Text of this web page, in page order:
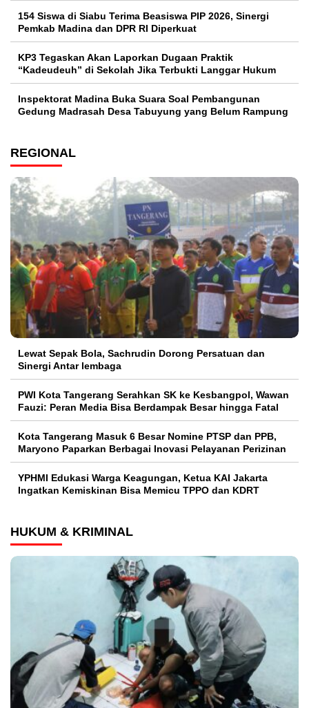
154 Siswa di Siabu Terima Beasiswa PIP 2026, Sinergi
Pemkab Madina dan DPR RI Diperkuat
KP3 Tegaskan Akan Laporkan Dugaan Praktik
“Kadeudeuh” di Sekolah Jika Terbukti Langgar Hukum
Inspektorat Madina Buka Suara Soal Pembangunan
Gedung Madrasah Desa Tabuyung yang Belum Rampung
REGIONAL
Lewat Sepak Bola, Sachrudin Dorong Persatuan dan
Sinergi Antar lembaga
PWI Kota Tangerang Serahkan SK ke Kesbangpol, Wawan
Fauzi: Peran Media Bisa Berdampak Besar hingga Fatal
Kota Tangerang Masuk 6 Besar Nomine PTSP dan PPB,
Maryono Paparkan Berbagai Inovasi Pelayanan Perizinan
YPHMI Edukasi Warga Keagungan, Ketua KAI Jakarta
Ingatkan Kemiskinan Bisa Memicu TPPO dan KDRT
HUKUM & KRIMINAL